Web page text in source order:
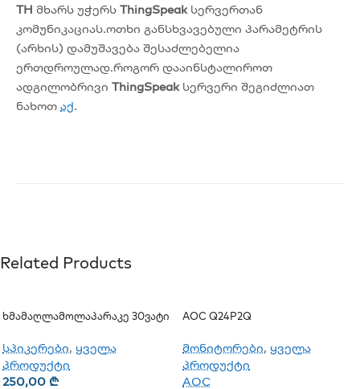
TH მხარს უჭერს ThingSpeakსერვერთან
კომუნიკაციას.ოთხი განსხვავებული პარამეტრის
(არხის) დამუშავება შესაძლებელია
ერთდროულად.როგორ დააინსტალიროთ
ადგილობრივი ThingSpeakსერვერი შეგიძლიათ
ნახოთ აქ.
Related Products
Ხმამაღლამოლაპარაკე 30ვატი
სპიკერები, ყველა
პროდუქტი
250,00 ₾
AOC Q24P2Q
მონიტორები, ყველა
პროდუქტი
AOC